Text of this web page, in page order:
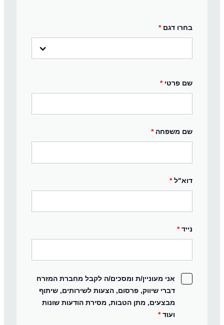
בחרו דגם *
שם פרטי *
שם משפחה *
דוא"ל *
נייד *
אני מעוניין/ת ומסכים/ה לקבל מחברת המזרח
דברי שיווק, פרסום, הצעות לשירותים, שיתוף
מבצעים, מתן הטבות, מסירת הודעות שונות
ועוד *